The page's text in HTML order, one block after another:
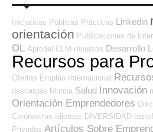
Iniciativas Públicas Prácticas Linkedin
orientación Publicaciones de
OL Aprodel CLM recursos Desarrollo
Recursos para
Ofertas Empleo Internacional
descargas Murcia Salud Innovación
Orientación Emprendedores
Coronavirus Idiomas DIVERSIDAD
Privadas Artículos Sobre